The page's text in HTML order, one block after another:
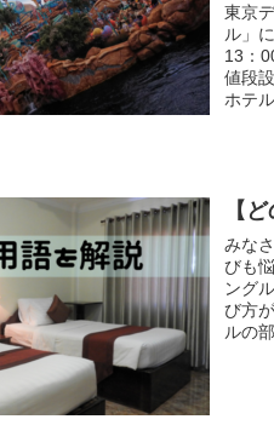
東京
ル」
13：
値段
ホテ
【
みな
びも
ング
び方
ルの